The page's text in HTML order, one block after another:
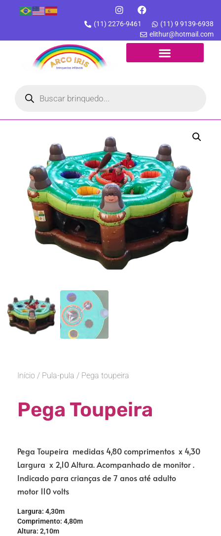
(11) 2276-9461
(11) 9 9139-6938
elithur@hotmail.com
Início / Pula-pula / Pega toupeira
Pega Toupeira
Pega Toupeira medidas 4,80 comprimentos x 4,30
Largura x 2,10 Altura. Acompanhado de monitor .
Indicado para crianças de 7 anos até adulto
motor 110 volts
Largura: 4,30m
Comprimento: 4,80m
Altura: 2,10m